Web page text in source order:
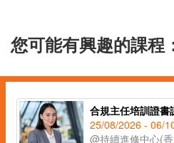
您可能有興趣的課程
合規主任培訓證書
25/08/2026 - 06/